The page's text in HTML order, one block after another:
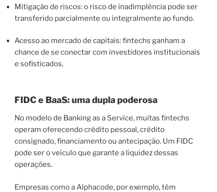
Mitigação de riscos: o risco de inadimplência pode ser
transferido parcialmente ou integralmente ao fundo.
Acesso ao mercado de capitais: fintechs ganham a
chance de se conectar com investidores institucionais
e sofisticados.
FIDC e BaaS: uma dupla poderosa
No modelo de Banking as a Service, muitas fintechs
operam oferecendo crédito pessoal, crédito
consignado, financiamento ou antecipação. Um FIDC
pode ser o veículo que garante a liquidez dessas
operações.
Empresas como aAlphacode, por exemplo, têm